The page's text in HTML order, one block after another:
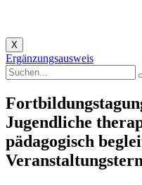
X
Ergänzungsausweis
Jugendliche
pädagogisch